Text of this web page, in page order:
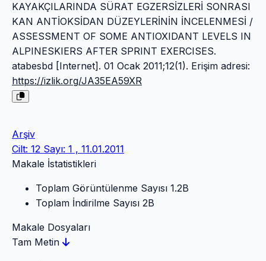
KAYAKÇILARINDA SÜRAT EGZERSİZLERİ SONRASI
KAN ANTİOKSİDAN DÜZEYLERİNİN İNCELENMESİ /
ASSESSMENT OF SOME ANTIOXIDANT LEVELS IN
ALPINESKIERS AFTER SPRINT EXERCISES.
atabesbd [Internet]. 01 Ocak 2011;12(1). Erişim adresi:
https://izlik.org/JA35EA59XR
Arşiv
Cilt: 12 Sayı: 1 , 11.01.2011
Makale İstatistikleri
Toplam Görüntülenme Sayısı 1.2B
Toplam İndirilme Sayısı 2B
Makale Dosyaları
Tam Metin